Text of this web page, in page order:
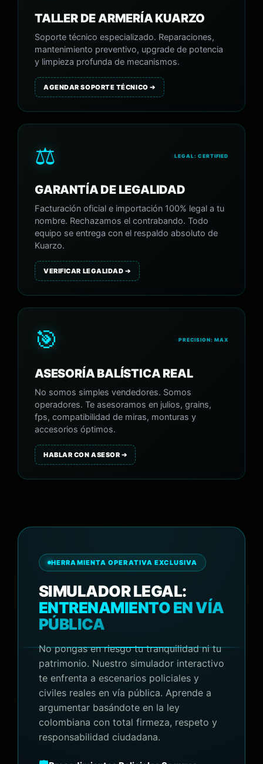
TALLER DE ARMERÍA KUARZO
Soporte técnico especializado. Reparaciones,
mantenimiento preventivo, upgrade de potencia
y limpieza profunda de mecanismos.
AGENDAR SOPORTE TÉCNICO ➔
⚖️ LEGAL: CERTIFIED
GARANTÍA DE LEGALIDAD
Facturación oficial e importación 100% legal a tu
nombre. Rechazamos el contrabando. Todo
equipo se entrega con el respaldo absoluto de
Kuarzo.
VERIFICAR LEGALIDAD ➔
🎯 PRECISION: MAX
ASESORÍA BALÍSTICA REAL
No somos simples vendedores. Somos
operadores. Te asesoramos en julios, grains,
fps, compatibilidad de miras, monturas y
accesorios óptimos.
HABLAR CON ASESOR ➔
HERRAMIENTA OPERATIVA EXCLUSIVA
SIMULADOR LEGAL:
ENTRENAMIENTO EN VÍA
PÚBLICA
No pongas en riesgo tu tranquilidad ni tu
patrimonio. Nuestro simulador interactivo
te enfrenta a escenarios policiales y
civiles reales en vía pública. Aprende a
argumentar basándote en la ley
colombiana con total firmeza, respeto y
responsabilidad ciudadana.